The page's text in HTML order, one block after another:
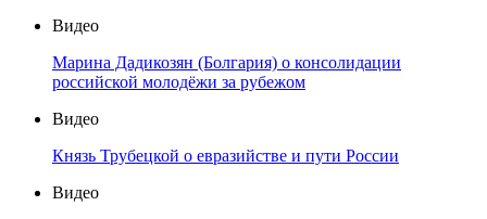
Видео
Марина Дадикозян (Болгария) о консолидации
российской молодёжи за рубежом
Видео
Князь Трубецкой о евразийстве и пути России
Видео